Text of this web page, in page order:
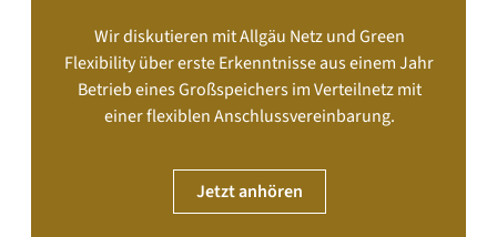
Wir diskutieren mit Allgäu Netz und Green
Flexibility über erste Erkenntnisse aus einem Jahr
Betrieb eines Großspeichers im Verteilnetz mit
einer flexiblen Anschlussvereinbarung.
Jetzt anhören